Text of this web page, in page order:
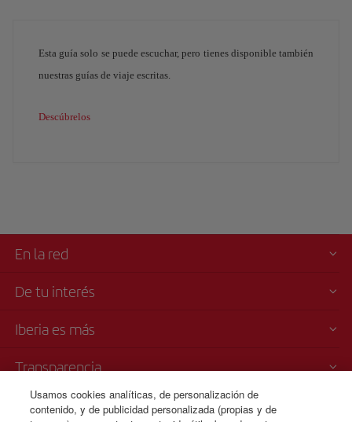
Esta guía solo se puede escuchar, pero tienes disponible también
nuestras guías de viaje escritas.
Descúbrelos
En la red
De tu interés
Iberia es más
Transparencia
Venta telefónica
Usamos cookies analíticas, de personalización de
contenido, y de publicidad personalizada (propias y de